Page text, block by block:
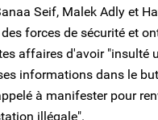
Seif, Malek Adly et
forces de sécurité et
affaires d'avoir "insulté
informations dans le
à manifester pour
illégale".